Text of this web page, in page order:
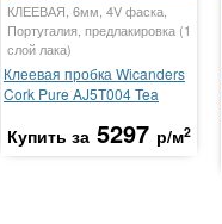
КЛЕЕВАЯ, 6мм, 4V фаска,
Португалия, предлакировка (1
слой лака)
Клеевая пробка Wicanders
Cork Pure AJ5T004 Tea
Купить за 5297 р/м2